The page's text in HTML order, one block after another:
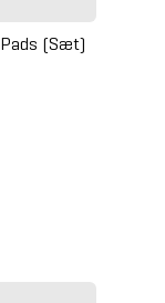
Pads (Sæt)